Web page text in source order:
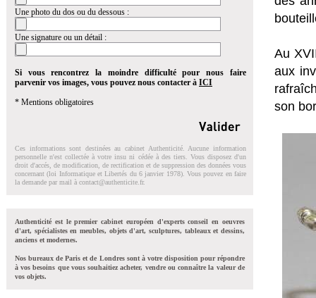
Une photo du dos ou du dessous :
Une signature ou un détail :
Si vous rencontrez la moindre difficulté pour nous faire
parvenir vos images, vous pouvez nous contacter à ICI
* Mentions obligatoires
Ces informations sont destinées au cabinet Authenticité. Aucune information
personnelle n'est collectée à votre insu ni cédée à des tiers. Vous disposez d'un
droit d'accés, de modification, de rectification et de suppression des données vous
concernant (loi Informatique et Libertés du 6 janvier 1978). Vous pouvez en faire
la demande par mail à contact@authenticite.fr.
Authenticité est le premier cabinet européen d'experts conseil en oeuvres
d'art, spécialistes en meubles, objets d'art, sculptures, tableaux et dessins,
anciens et modernes.
Nos bureaux de Paris et de Londres sont à votre disposition pour répondre
à vos besoins que vous souhaitiez acheter, vendre ou connaître la valeur de
vos objets.
Au
aux
son